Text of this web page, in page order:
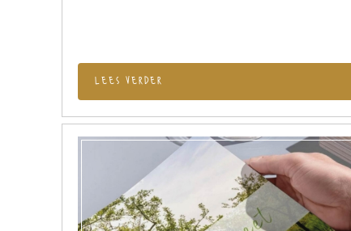
lees verder